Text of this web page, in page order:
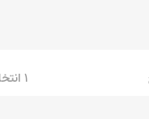
1 انتخاب طرح موجود است